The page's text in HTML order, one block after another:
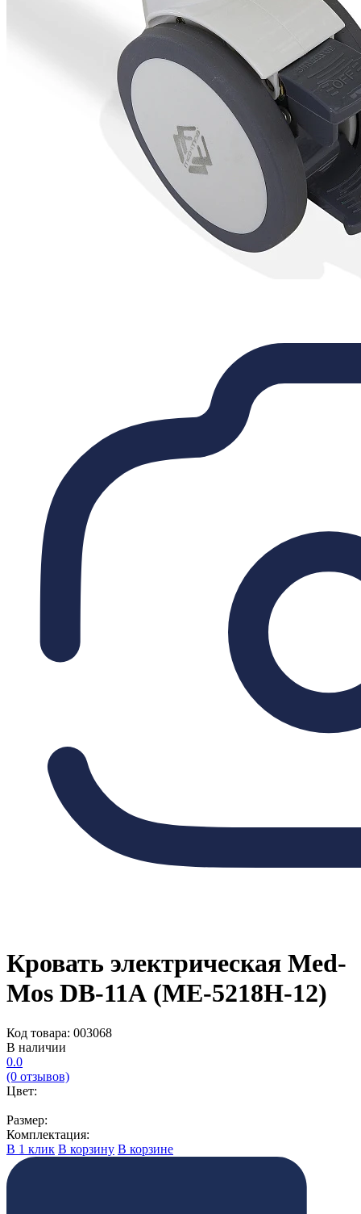
Кровать электрическая Med-
Mos DB-11А (МЕ-5218Н-12)
Код товара: 003068
В наличии
0.0
(0 отзывов)
Цвет:
Размер:
Комплектация:
В 1 клик В корзину В корзине